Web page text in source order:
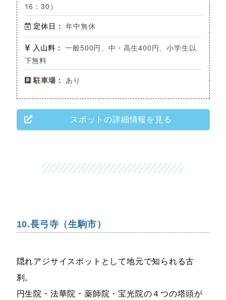
16：30）
定休日： 年中無休
入山料： 一般500円、中・高生400円、小学生以
下無料
駐車場： あり
スポットの詳細情報を見る
10.長弓寺（生駒市）
隠れアジサイスポットとして地元で知られる古
刹。
円生院・法華院・薬師院・宝光院の４つの塔頭が